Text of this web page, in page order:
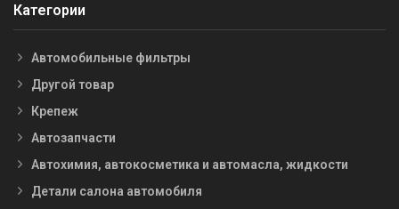
Категории
Автомобильные фильтры
Другой товар
Крепеж
Автозапчасти
Автохимия, автокосметика и автомасла, жидкости
Детали салона автомобиля